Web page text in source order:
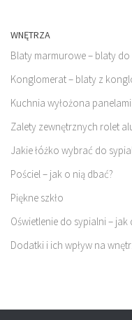
WNĘTRZA
Blaty marmurowe – blaty do
Konglomerat – blaty z
Kuchnia wyłożona panelami
Zalety zewnętrznych rolet
Jakie łóżko wybrać do
Pościel – jak o nią dbać?
Piękne szkło
Oświetlenie do sypialni – jak
Dodatki i ich wpływ na